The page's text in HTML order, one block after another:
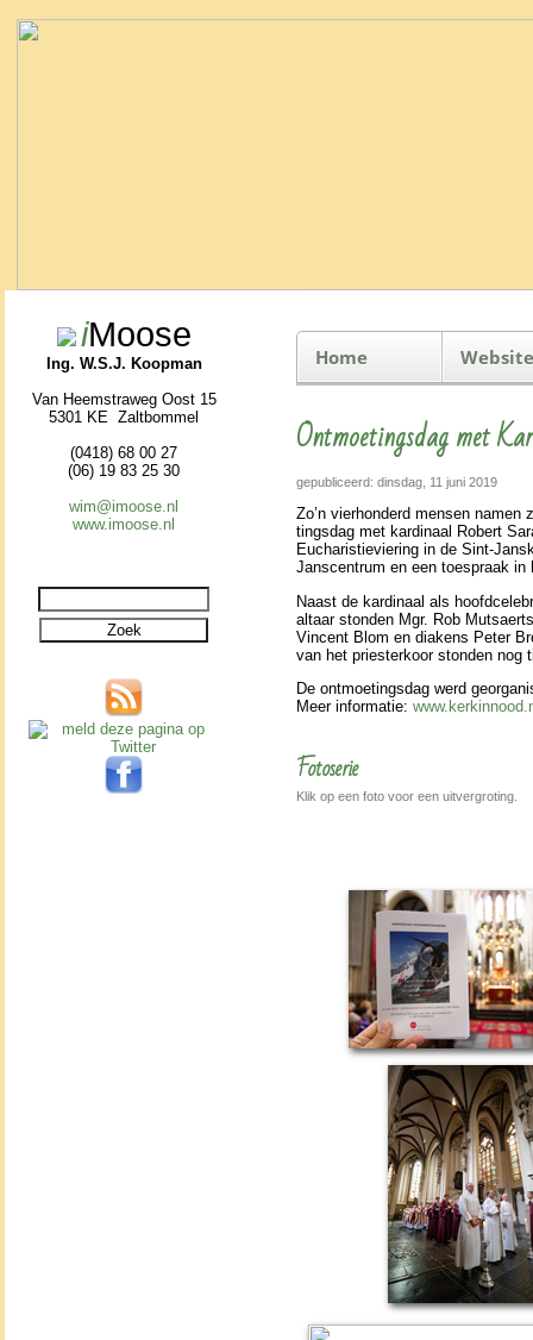
iMoose
Ing. W.S.J. Koopman
Van Heemstraweg Oost 15
5301 KE Zaltbommel
(0418) 68 00 27
(06) 19 83 25 30
wim@imoose.nl
www.imoose.nl
Home
Ontmoetingsdag met
gepubliceerd: dinsdag, 11 juni 2019
Zo’n vier­hon­derd mensen
tings­dag met kar­di­naal Robert
Eucha­ris­tie­vie­ring in de Sint-
Jans­cen­trum en een toe­spraak in
Naast de kar­di­naal als
altaar ston­den Mgr. Rob
Vincent Blom en diakens Peter
van het pries­ter­koor ston­den nog
De ont­moe­tings­dag werd
Meer in­for­ma­tie:
Fotoserie
Klik op een foto voor een uitvergroting.